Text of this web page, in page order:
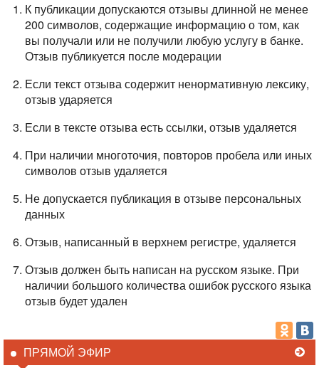
К публикации допускаются отзывы длинной не менее
200 символов, содержащие информацию о том, как
вы получали или не получили любую услугу в банке.
Отзыв публикуется после модерации
Если текст отзыва содержит ненормативную лексику,
отзыв ударяется
Если в тексте отзыва есть ссылки, отзыв удаляется
При наличии многоточия, повторов пробела или иных
символов отзыв удаляется
Не допускается публикация в отзыве персональных
данных
Отзыв, написанный в верхнем регистре, удаляется
Отзыв должен быть написан на русском языке. При
наличии большого количества ошибок русского языка
отзыв будет удален
ПРЯМОЙ ЭФИР